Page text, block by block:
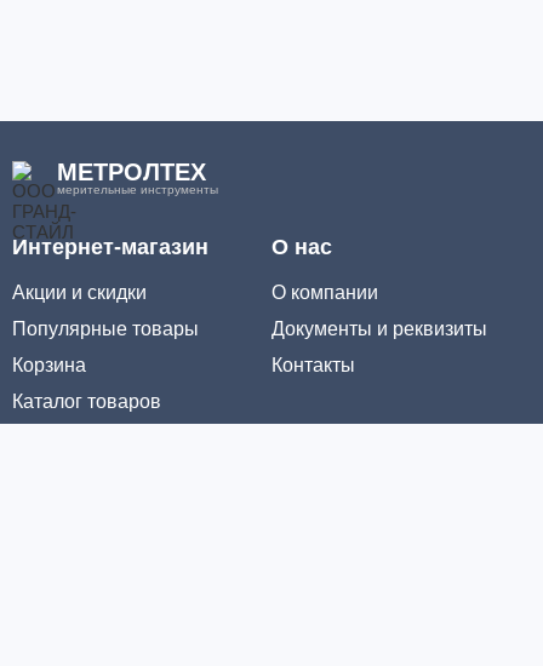
МЕТРОЛТЕХ
мерительные инструменты
Интернет-магазин
Акции и скидки
Популярные товары
Корзина
Каталог товаров
О нас
О компании
Документы и реквизиты
Контакты